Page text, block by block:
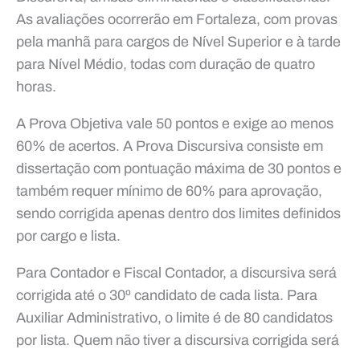
As avaliações ocorrerão em Fortaleza, com provas
pela manhã para cargos de Nível Superior e à tarde
para Nível Médio, todas com duração de quatro
horas.
A Prova Objetiva vale 50 pontos e exige ao menos
60% de acertos. A Prova Discursiva consiste em
dissertação com pontuação máxima de 30 pontos e
também requer mínimo de 60% para aprovação,
sendo corrigida apenas dentro dos limites definidos
por cargo e lista.
Para Contador e Fiscal Contador, a discursiva será
corrigida até o 30º candidato de cada lista. Para
Auxiliar Administrativo, o limite é de 80 candidatos
por lista. Quem não tiver a discursiva corrigida será